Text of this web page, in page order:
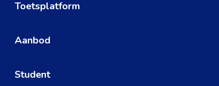
Toetsplatform
Aanbod
Student